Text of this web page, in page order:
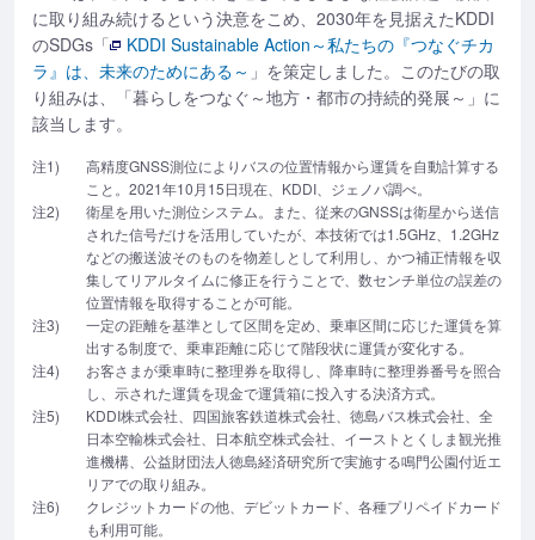
に取り組み続けるという決意をこめ、2030年を見据えたKDDI
のSDGs「
KDDI Sustainable Action～私たちの『つなぐチカ
ラ』は、未来のためにある～ 」を策定しました。このたびの取
り組みは、「暮らしをつなぐ～地方・都市の持続的発展～」に
該当します。
注1)
高精度GNSS測位によりバスの位置情報から運賃を自動計算する
こと。2021年10月15日現在、KDDI、ジェノバ調べ。
注2)
衛星を用いた測位システム。また、従来のGNSSは衛星から送信
された信号だけを活用していたが、本技術では1.5GHz、1.2GHz
などの搬送波そのものを物差しとして利用し、かつ補正情報を収
集してリアルタイムに修正を行うことで、数センチ単位の誤差の
位置情報を取得することが可能。
注3)
一定の距離を基準として区間を定め、乗車区間に応じた運賃を算
出する制度で、乗車距離に応じて階段状に運賃が変化する。
注4)
お客さまが乗車時に整理券を取得し、降車時に整理券番号を照合
し、示された運賃を現金で運賃箱に投入する決済方式。
注5)
KDDI株式会社、四国旅客鉄道株式会社、徳島バス株式会社、全
日本空輸株式会社、日本航空株式会社、イーストとくしま観光推
進機構、公益財団法人徳島経済研究所で実施する鳴門公園付近エ
リアでの取り組み。
注6)
クレジットカードの他、デビットカード、各種プリペイドカード
も利用可能。